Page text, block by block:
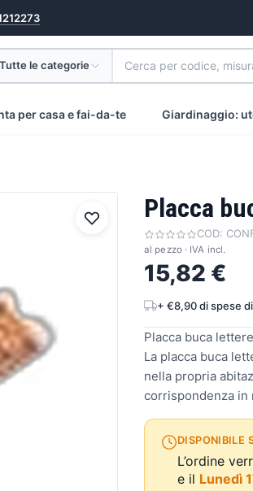
Tutte le categorie Cerca per codice,
per casa e fai-da-te Giardinaggio:
Placca
COD:
al pezzo · IVA incl.
15,82 €
+ €8,90 di spese
Placca buca
La placca buca
nella propria
corrispondenza in
DISPONIBILE
L’ordine
e il Lunedì